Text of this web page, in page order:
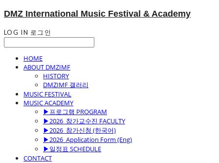
DMZ International Music Festival & Academy
LOG IN 로그인
HOME
ABOUT DMZIMF
HISTORY
DMZIMF 갤러리
MUSIC FESTIVAL
MUSIC ACADEMY
▶프로그램 PROGRAM
▶2026_참가교수진 FACULTY
▶2026_참가신청 (한국어)
▶2026_Application Form (Eng)
▶일정표 SCHEDULE
CONTACT